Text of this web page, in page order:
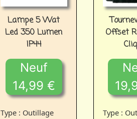
Lampe 5 Wat
Led 350 Lumen
IP44
Neuf
14,99 €
Type : Outillage
Offset
Type :